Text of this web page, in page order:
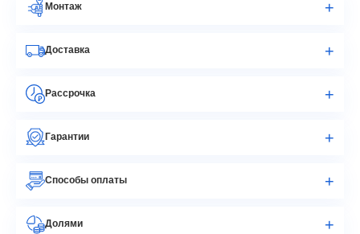
Монтаж
Доставка
Рассрочка
Гарантии
Способы оплаты
Долями